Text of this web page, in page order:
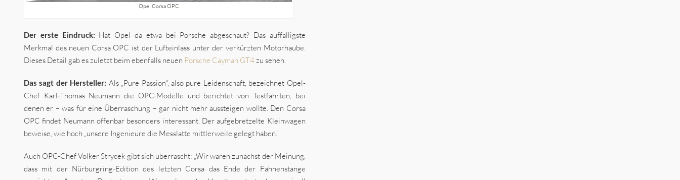
Opel Corsa OPC
Der erste Eindruck: Hat Opel da etwa bei Porsche abgeschaut? Das auffälligste
Merkmal des neuen Corsa OPC ist der Lufteinlass unter der verkürzten Motorhaube.
Dieses Detail gab es zuletzt beim ebenfalls neuen Porsche Cayman GT4zu sehen.
Das sagt der Hersteller: Als „Pure Passion“, also pure Leidenschaft, bezeichnet Opel-
Chef Karl-Thomas Neumann die OPC-Modelle und berichtet von Testfahrten, bei
denen er – was für eine Überraschung – gar nicht mehr aussteigen wollte. Den Corsa
OPC findet Neumann offenbar besonders interessant. Der aufgebretzelte Kleinwagen
beweise, wie hoch „unsere Ingenieure die Messlatte mittlerweile gelegt haben.“
Auch OPC-Chef Volker Strycek gibt sich überrascht: „Wir waren zunächst der Meinung,
dass mit der Nürburgring-Edition des letzten Corsa das Ende der Fahnenstange